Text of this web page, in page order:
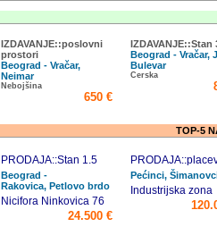
IZDAVANJE::poslovni
prostori
Beograd - Vračar,
Neimar
Nebojšina
650 €
IZDAVANJE::Stan
Beograd - Vračar,
Bulevar
Cerska
TOP-5
PRODAJA::Stan 1.5
Beograd -
Rakovica, Petlovo brdo
Nicifora Ninkovica 76
24.500 €
Pećinci,
Industrijska zona